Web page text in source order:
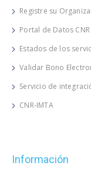
Registre su
Portal de Datos CNR
Estados de los
Validar Bono
Servicio de
CNR-IMTA
Información